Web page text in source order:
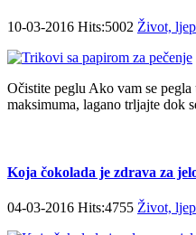
10-03-2016 Hits:5002 Život,
Očistite peglu Ako vam se pegla
maksimuma, lagano trljajte dok
Koja čokolada je zdrava za
04-03-2016 Hits:4755 Život,